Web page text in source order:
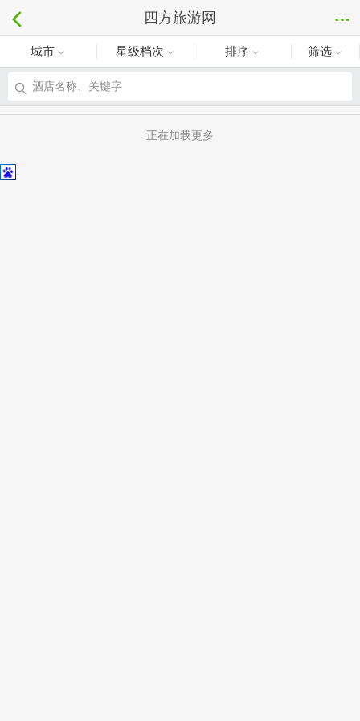
四方旅游网
城市 星级档次 排序 筛选
酒店名称、关键字
正在加载更多